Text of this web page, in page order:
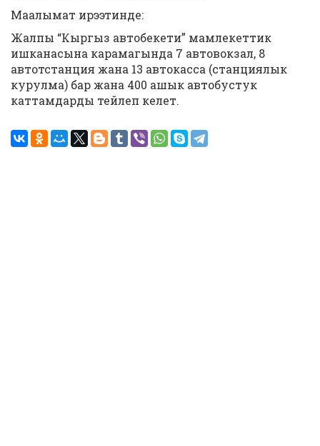
Маалымат ирээтинде:
Жалпы “Кыргыз автобекети” мамлекеттик
ишканасына карамагында 7 автовокзал, 8
автотстанция жана 13 автокасса (станциялык
курулма) бар жана 400 ашык автобустук
каттамдарды тейлеп келет.